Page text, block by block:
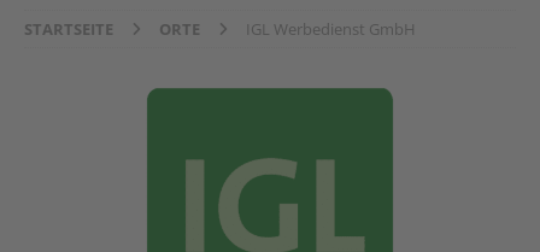
STARTSEITE ORTE IGL Werbedienst GmbH